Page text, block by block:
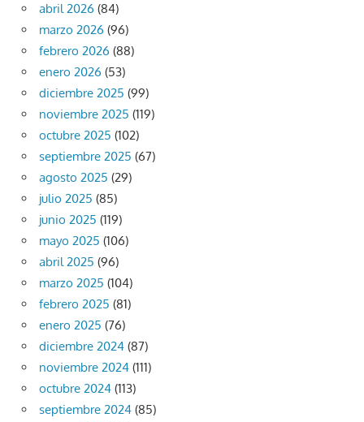
abril 2026 (84)
marzo 2026 (96)
febrero 2026 (88)
enero 2026 (53)
diciembre 2025 (99)
noviembre 2025 (119)
octubre 2025 (102)
septiembre 2025 (67)
agosto 2025 (29)
julio 2025 (85)
junio 2025 (119)
mayo 2025 (106)
abril 2025 (96)
marzo 2025 (104)
febrero 2025 (81)
enero 2025 (76)
diciembre 2024 (87)
noviembre 2024 (111)
octubre 2024 (113)
septiembre 2024 (85)